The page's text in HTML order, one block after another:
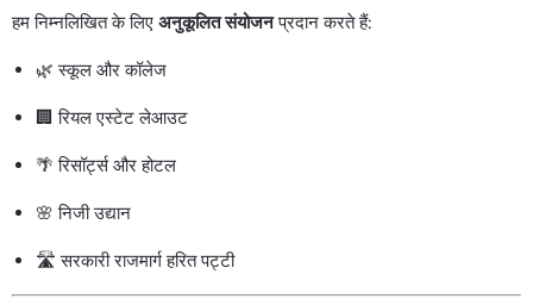
हम निम्नलिखित के लिए अनुकूलित संयोजनप्रदान करते हैं:
🌿 स्कूल और कॉलेज
🏢 रियल एस्टेट लेआउट
🌴 रिसॉर्ट्स और होटल
🌸 निजी उद्यान
🛣️ सरकारी राजमार्ग हरित पट्टी